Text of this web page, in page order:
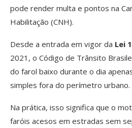
pode render multa e pontos na
Habilitação (CNH).
Desde a entrada em vigor da Lei
2021, o Código de Trânsito
do farol baixo durante o dia
simples fora do perímetro urbano.
Na prática, isso significa que o
faróis acesos em estradas sem